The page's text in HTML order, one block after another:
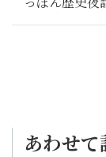
あわせ